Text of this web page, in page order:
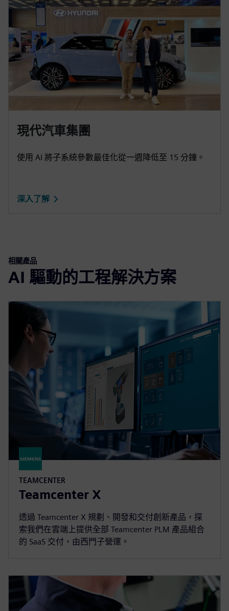
現代汽車集團
使用 AI 將子系統參數最佳化從一週降低至 15 分鐘。
深入了解
相關產品
AI 驅動的工程解決方案
TEAMCENTER
Teamcenter X
透過 Teamcenter X 規劃、開發和交付創新產品，探
索我們在雲端上提供全部 Teamcenter PLM 產品組合
的 SaaS 交付，由西門子營運。